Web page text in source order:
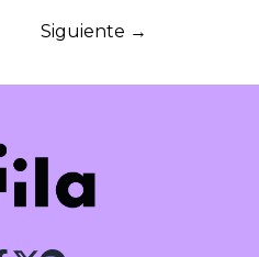
Siguiente →